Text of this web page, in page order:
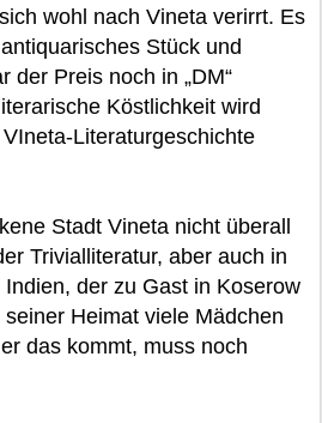
wohl nach Vineta verirrt. Es
Stück und
der Preis noch in „DM“
Köstlichkeit wird
Literaturgeschichte
Stadt Vineta nicht überall
Trivialliteratur, aber auch in
der zu Gast in Koserow
Heimat viele Mädchen
das kommt, muss noch